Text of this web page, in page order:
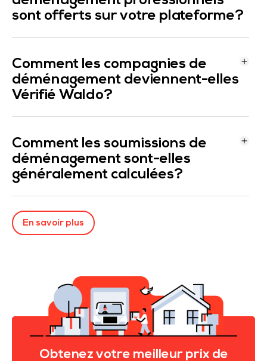
déménagement professionnels
sont offerts sur votre plateforme?
Comment les compagnies de
déménagement deviennent-elles
Vérifié Waldo?
Comment les soumissions de
déménagement sont-elles
généralement calculées?